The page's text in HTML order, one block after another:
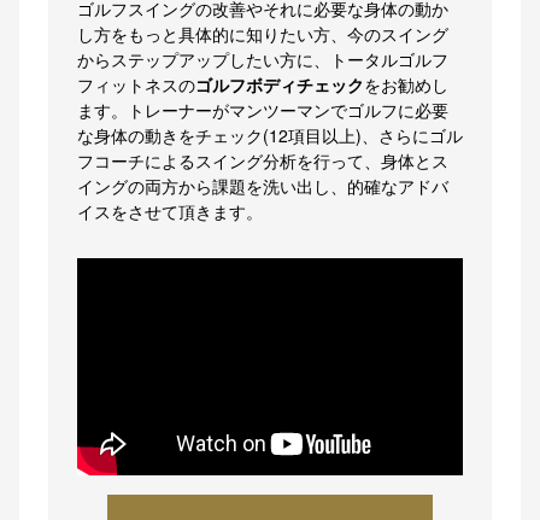
ゴルフスイングの改善やそれに必要な身体の動か
し方をもっと具体的に知りたい方、今のスイング
からステップアップしたい方に、トータルゴルフ
フィットネスのゴルフボディチェックをお勧めし
ます。トレーナーがマンツーマンでゴルフに必要
な身体の動きをチェック(12項目以上)、さらにゴル
フコーチによるスイング分析を行って、身体とス
イングの両方から課題を洗い出し、的確なアドバ
イスをさせて頂きます。